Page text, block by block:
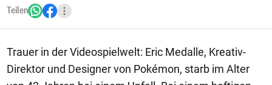
Teilen
Trauer in der Videospielwelt: Eric Medalle, Kreativ-
Direktor und Designer von Pokémon, starb im Alter